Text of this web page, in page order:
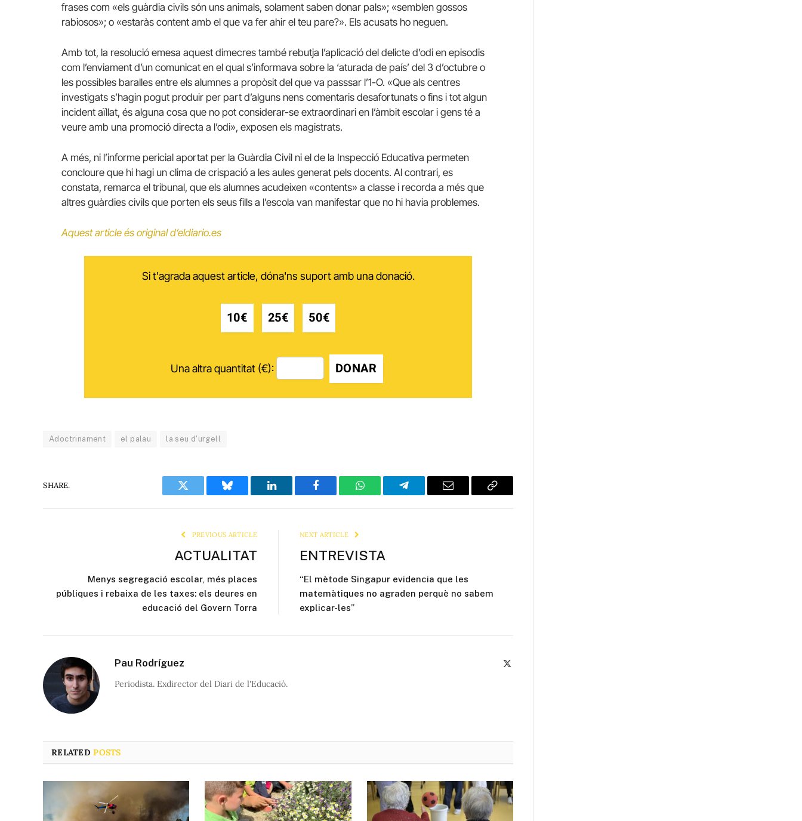
frases com «els guàrdia civils són uns animals, solament saben donar pals»; «semblen gossos
rabiosos»; o «estaràs content amb el que va fer ahir el teu pare?». Els acusats ho neguen.
Amb tot, la resolució emesa aquest dimecres també rebutja l’aplicació del delicte d’odi en episodis
com l’enviament d’un comunicat en el qual s’informava sobre la ‘aturada de país’ del 3 d’octubre o
les possibles baralles entre els alumnes a propòsit del que va passsar l’1-O. «Que als centres
investigats s’hagin pogut produir per part d’alguns nens comentaris desafortunats o fins i tot algun
incident aïllat, és alguna cosa que no pot considerar-se extraordinari en l’àmbit escolar i gens té a
veure amb una promoció directa a l’odi», exposen els magistrats.
A més, ni l’informe pericial aportat per la Guàrdia Civil ni el de la Inspecció Educativa permeten
concloure que hi hagi un clima de crispació a les aules generat pels docents. Al contrari, es
constata, remarca el tribunal, que els alumnes acudeixen «contents» a classe i recorda a més que
altres guàrdies civils que porten els seus fills a l’escola van manifestar que no hi havia problemes.
Aquest article és original d’eldiario.es
Si t'agrada aquest article, dóna'ns suport amb una donació.
10€ 25€ 50€
Una altra quantitat (€): DONAR
Adoctrinament el palau la seu d'urgell
SHARE.
Twitter Bluesky LinkedIn Facebook WhatsAppTelegram Email
Copy
PREVIOUS ARTICLE
ACTUALITAT
Menys segregació escolar, més places
públiques i rebaixa de les taxes: els deures en
educació del Govern Torra
NEXT ARTICLE
ENTREVISTA
“El mètode Singapur evidencia que les
matemàtiques no agraden perquè no sabem
explicar-les”
Pau Rodríguez
Periodista. Exdirector del Diari de l'Educació.
RELATEDPOSTS